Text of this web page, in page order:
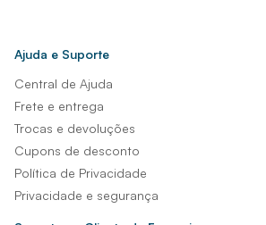
Ajuda e Suporte
Central de Ajuda
Frete e entrega
Trocas e devoluções
Cupons de desconto
Política de Privacidade
Privacidade e segurança